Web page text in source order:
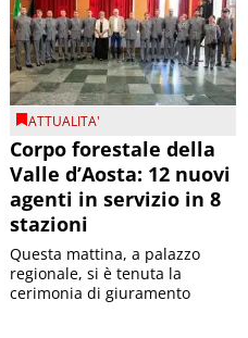
ATTUALITA'
Corpo forestale della
Valle d’Aosta: 12 nuovi
agenti in servizio in 8
stazioni
Questa mattina, a palazzo
regionale, si è tenuta la
cerimonia di giuramento